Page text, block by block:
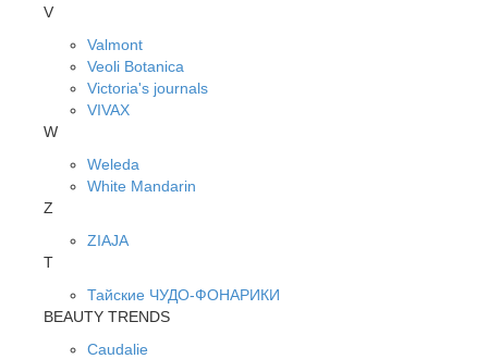
V
Valmont
Veoli Botanica
Victoria's journals
VIVAX
W
Weleda
White Mandarin
Z
ZIAJA
Т
Тайские ЧУДО-ФОНАРИКИ
BEAUTY TRENDS
Caudalie